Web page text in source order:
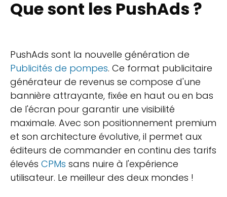
Que sont les PushAds ?
PushAds sont la nouvelle génération de
Publicités de pompes. Ce format publicitaire
générateur de revenus se compose d'une
bannière attrayante, fixée en haut ou en bas
de l'écran pour garantir une visibilité
maximale. Avec son positionnement premium
et son architecture évolutive, il permet aux
éditeurs de commander en continu des tarifs
élevés CPMs sans nuire à l'expérience
utilisateur. Le meilleur des deux mondes !